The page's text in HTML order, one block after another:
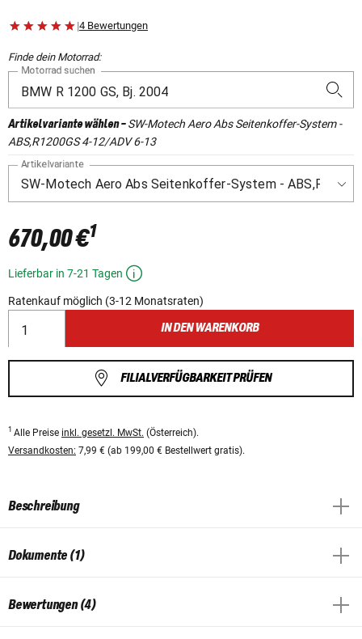
|4 Bewertungen
Finde dein Motorrad:
Motorrad suchen
Artikelvariante wählen-SW-Motech Aero Abs Seitenkoffer-System -
ABS,R1200GS 4-12/ADV 6-13
Artikelvariante
670,00 €1
Lieferbar in 7-21 Tagen
Ratenkauf möglich (3-12 Monatsraten)
IN DEN WARENKORB
FILIALVERFÜGBARKEIT PRÜFEN
1 Alle Preise inkl. gesetzl. MwSt. (Österreich).
Versandkosten: 7,99 € (ab 199,00 € Bestellwert gratis).
Beschreibung
Dokumente (1)
Bewertungen (4)